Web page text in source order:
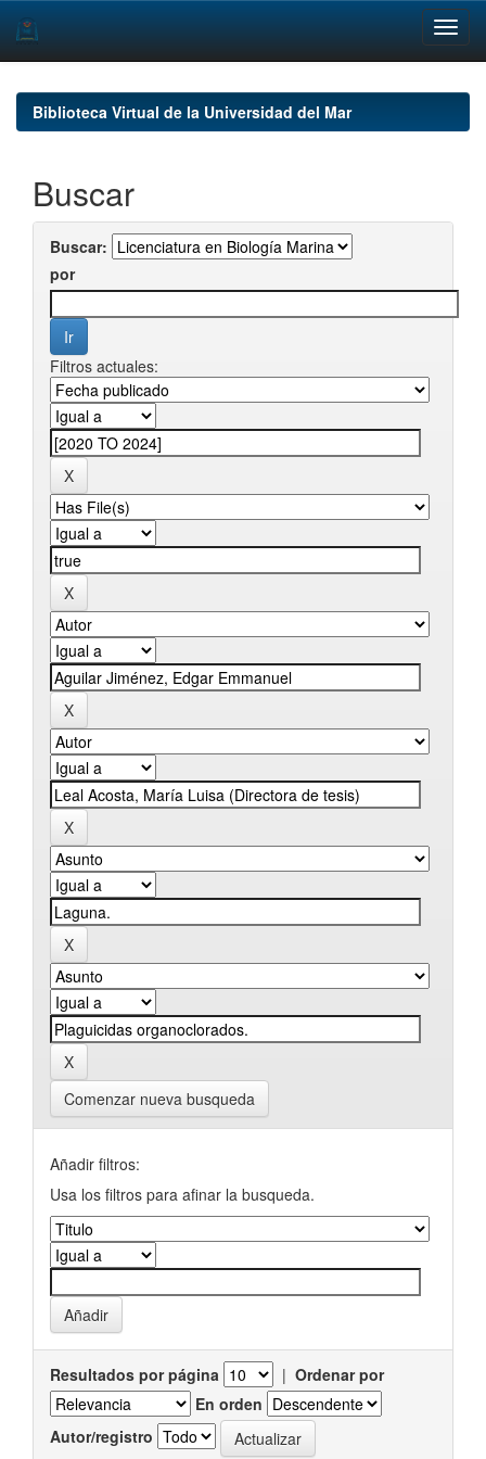
navigationBiblioteca Virtual de la Universidad del Mar
Buscar
Buscar:
por
Filtros actuales:
Comenzar nueva busqueda
Añadir filtros:
Usa los filtros para afinar la busqueda.
Resultados por página | Ordenar por
En orden
Autor/registro